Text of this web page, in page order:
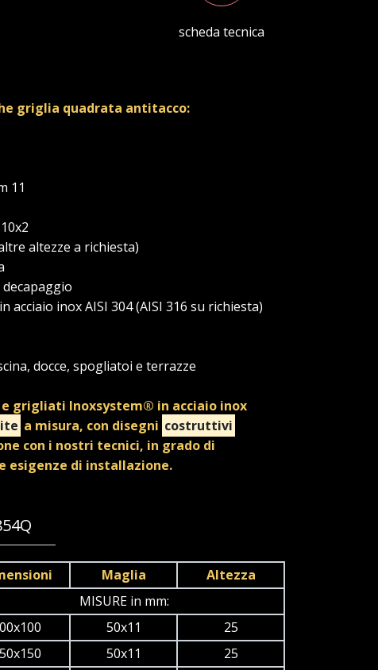
scheda tecnica
griglia quadrata antitacco:
11
altezze a richiesta)
in acciaio inox AISI 304 (AISI 316 su richiesta)
docce, spogliatoi e terrazze
grigliati Inoxsystem® in acciaio inox
a misura, con disegni costruttivi
con i nostri tecnici, in grado di
esigenze di installazione.
Maglia
Altezza
MISURE in mm:
50x11
25
50x11
25